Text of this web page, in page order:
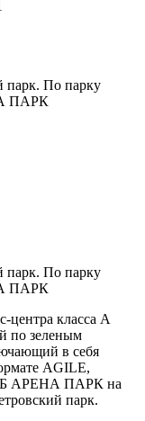
парк. По парку
ПАРК
парк. По парку
ПАРК
класса А
по зеленым
в себя
AGILE,
АРЕНА ПАРК на
парк.